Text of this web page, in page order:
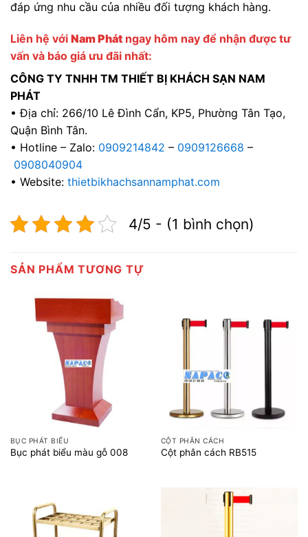
đáp ứng nhu cầu của nhiều đối tượng khách hàng.
Liên hệ với Nam Phát ngay hôm nay để nhận được tư
vấn và báo giá ưu đãi nhất:
CÔNG TY TNHH TM THIẾT BỊ KHÁCH SẠN NAM
PHÁT
• Địa chỉ: 266/10 Lê Đình Cẩn, KP5, Phường Tân Tạo,
Quận Bình Tân.
• Hotline – Zalo: 0909214842 – 0909126668 –
0908040904
• Website: thietbikhachsannamphat.com
4/5 - (1 bình chọn)
SẢN PHẨM TƯƠNG TỰ
BỤC PHÁT BIỂU
Bục phát biểu màu gỗ 008
CỘT PHÂN CÁCH
Cột phân cách RB515